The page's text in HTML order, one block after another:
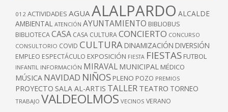
012 ACTIVIDADES AGUAALALPARDO ALCALDE
AMBIENTAL ATENCIÓN AYUNTAMIENTO BIBLIOBUS
BIBLIOTECACASA CASA CULTURACONCIERTO CONCURSO
CONSULTORIO COVID CULTURA DINAMIZACIÓN DIVERSIÓN
EMPLEO ESPECTÁCULO EXPOSICIÓN FIESTA FIESTAS FUTBOL
INFANTIL INFORMACIÓN MIRAVAL MUNICIPAL MÉDICO
MÚSICA NAVIDAD NIÑOS PLENO POZO PREMIOS
PROYECTO SALA AL-ARTIS TALLER TEATRO TORNEO
TRABAJO VALDEOLMOS VECINOS VERANO